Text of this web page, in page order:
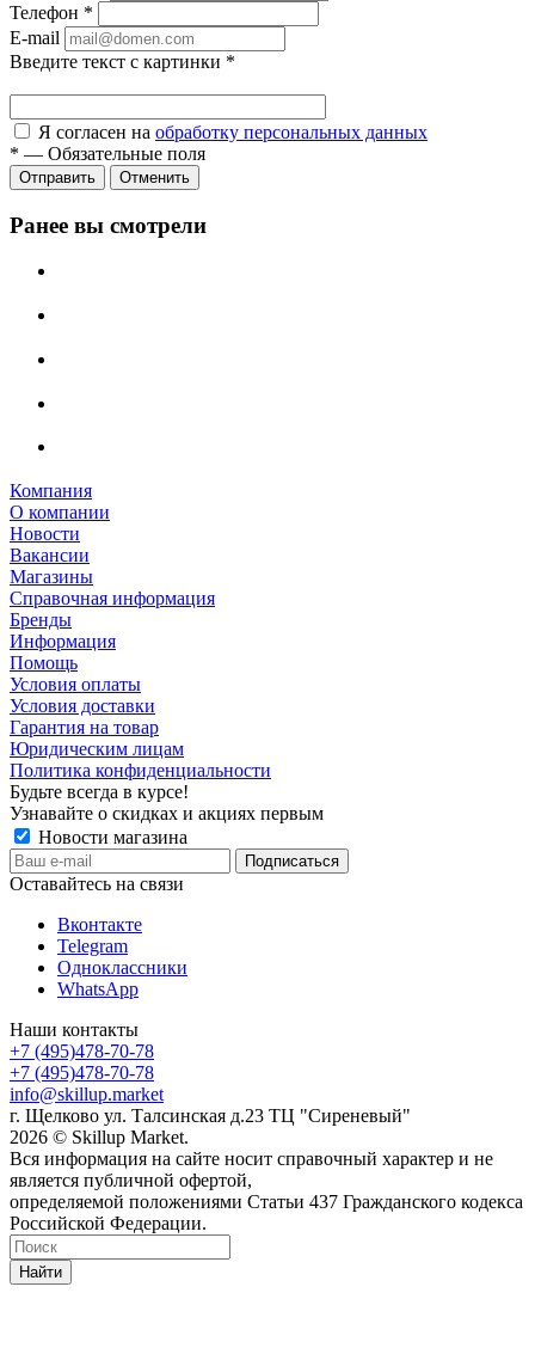
Телефон *
E-mail
Введите текст с картинки *
Я согласен на обработку персональных данных
* — Обязательные поля
Отправить Отменить
Ранее вы смотрели
Компания
О компании
Новости
Вакансии
Магазины
Справочная информация
Бренды
Информация
Помощь
Условия оплаты
Условия доставки
Гарантия на товар
Юридическим лицам
Политика конфиденциальности
Будьте всегда в курсе!
Узнавайте о скидках и акциях первым
Новости магазина
Оставайтесь на связи
Вконтакте
Telegram
Одноклассники
WhatsApp
Наши контакты
+7 (495)478-70-78
+7 (495)478-70-78
info@skillup.market
г. Щелково ул. Талсинская д.23 ТЦ "Сиреневый"
2026 © Skillup Market.
Вся информация на сайте носит справочный характер и не
является публичной офертой,
определяемой положениями Статьи 437 Гражданского кодекса
Российской Федерации.
Найти